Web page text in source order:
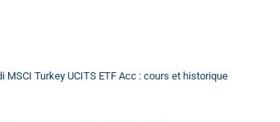
MSCI Turkey UCITS ETF Acc : cours et historique